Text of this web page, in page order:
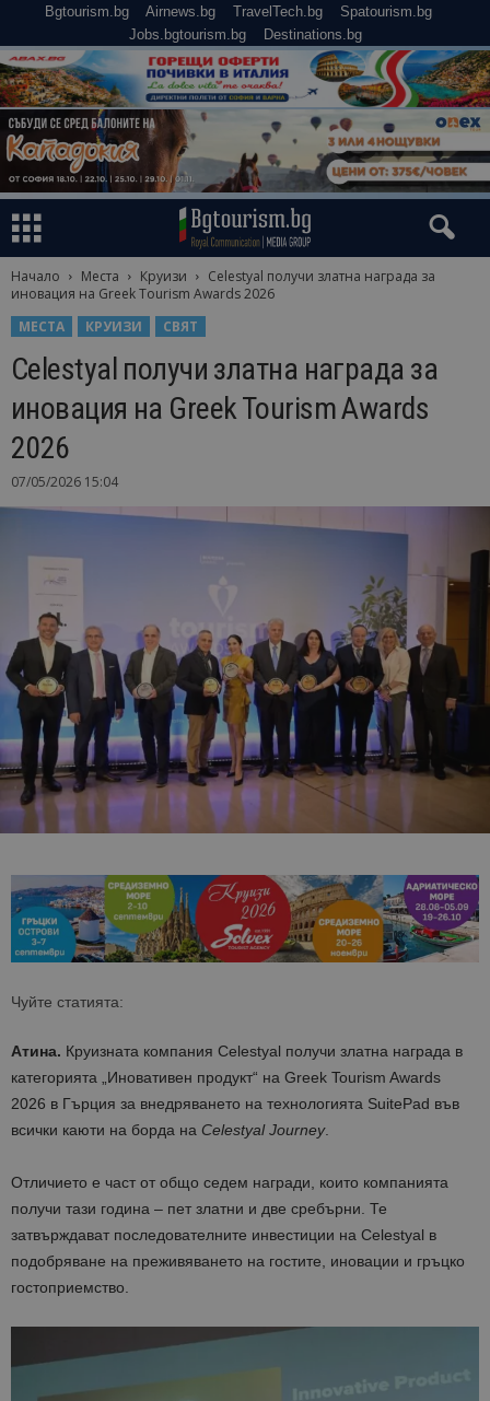
Bgtourism.bg Airnews.bg TravelTech.bg
Spatourism.bg
Jobs.bgtourism.bg
Destinations.bg
Начало Места Круизи
Celestyal получи златна награда за
иновация на Greek Tourism Awards 2026
МЕСТА
КРУИЗИ СВЯТ
Celestyal получи златна награда за
иновация на Greek Tourism Awards
2026
07/05/2026 15:04
Чуйте статията:
Атина. Круизната компания Celestyal получи златна награда в
категорията „Иновативен продукт“ на Greek Tourism Awards
2026 в Гърция за внедряването на технологията SuitePad във
всички каюти на борда на Celestyal Journey.
Отличието е част от общо седем награди, които компанията
получи тази година – пет златни и две сребърни. Те
затвърждават последователните инвестиции на Celestyal в
подобряване на преживяването на гостите, иновации и гръцко
гостоприемство.